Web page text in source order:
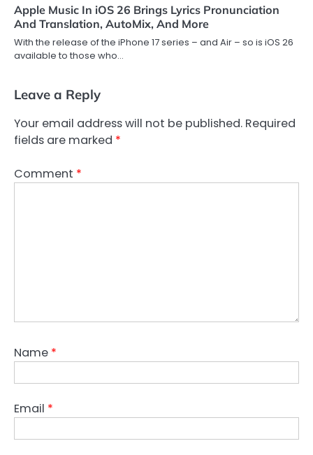
Apple Music In iOS 26 Brings Lyrics Pronunciation
And Translation, AutoMix, And More
With the release of the iPhone 17 series – and Air – so is iOS 26
available to those who…
Leave a Reply
Your email address will not be published. Required
fields are marked *
Comment *
Name *
Email *